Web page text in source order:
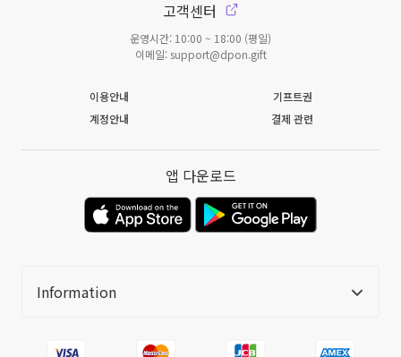
고객센터
운영시간: 10:00 ~ 18:00 (평일)
이메일: support@dpon.gift
이용안내
기프트권
계정안내
결제 관련
앱 다운로드
Information